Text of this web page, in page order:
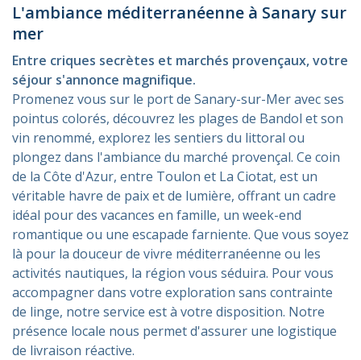
L'ambiance méditerranéenne à Sanary sur
mer
Entre criques secrètes et marchés provençaux, votre
séjour s'annonce magnifique.
Promenez vous sur le port de Sanary-sur-Mer avec ses
pointus colorés, découvrez les plages de Bandol et son
vin renommé, explorez les sentiers du littoral ou
plongez dans l'ambiance du marché provençal. Ce coin
de la Côte d'Azur, entre Toulon et La Ciotat, est un
véritable havre de paix et de lumière, offrant un cadre
idéal pour des vacances en famille, un week-end
romantique ou une escapade farniente. Que vous soyez
là pour la douceur de vivre méditerranéenne ou les
activités nautiques, la région vous séduira. Pour vous
accompagner dans votre exploration sans contrainte
de linge, notre service est à votre disposition. Notre
présence locale nous permet d'assurer une logistique
de livraison réactive.